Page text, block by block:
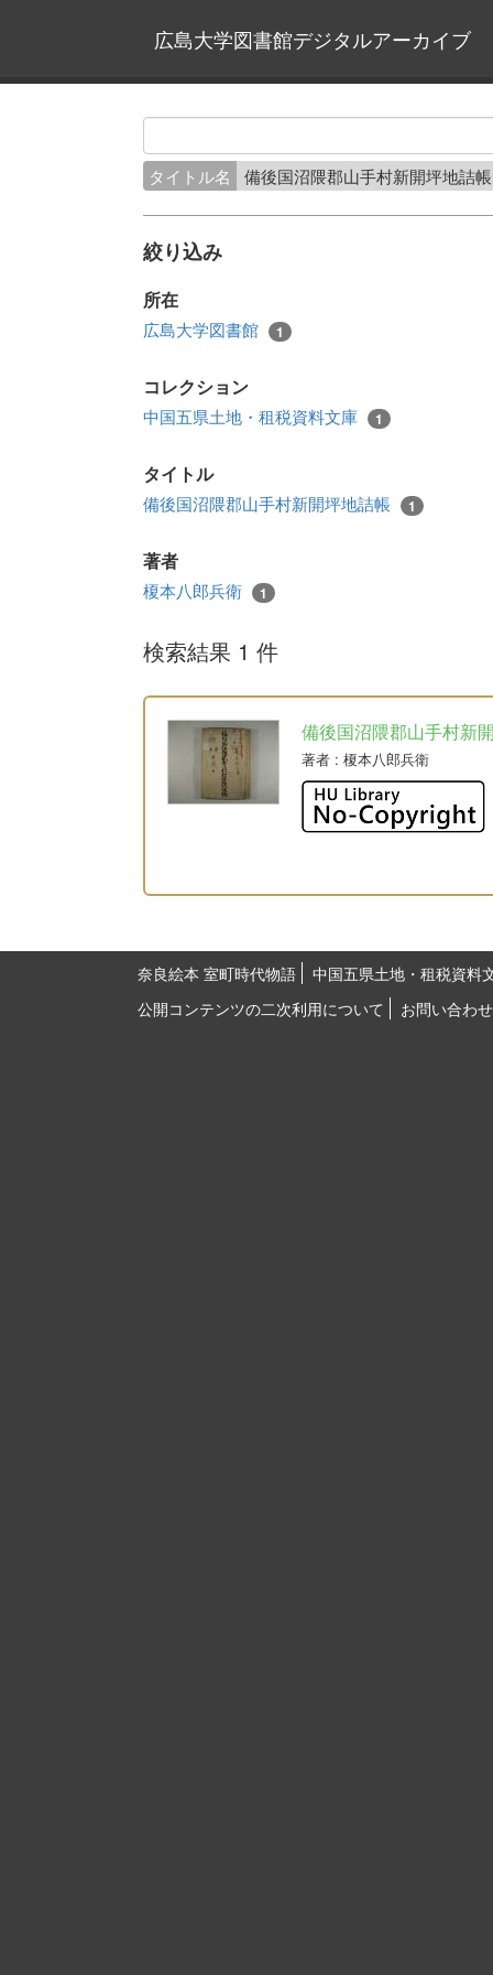
広島大学図書館デジタルアーカイブ
タイトル名 備後国沼隈郡山手村新開坪地詰
絞り込み
所在
広島大学図書館 1
コレクション
中国五県土地・租税資料文庫 1
タイトル
備後国沼隈郡山手村新開坪地詰帳 1
著者
榎本八郎兵衛 1
検索結果 1 件
備後国沼隈郡山手村新
著者 : 榎本八郎兵衛
奈良絵本 室町時代物語
中国五県土地・租税資料
公開コンテンツの二次利用について
お問い合わせ